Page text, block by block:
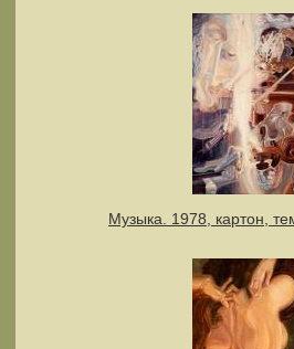
Музыка. 1978, картон,